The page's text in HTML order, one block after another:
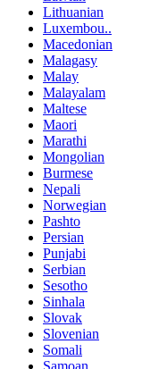
Lithuanian
Luxembou..
Macedonian
Malagasy
Malay
Malayalam
Maltese
Maori
Marathi
Mongolian
Burmese
Nepali
Norwegian
Pashto
Persian
Punjabi
Serbian
Sesotho
Sinhala
Slovak
Slovenian
Somali
Samoan